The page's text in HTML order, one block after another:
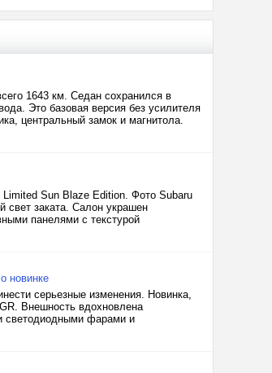
1643 км. Седан сохранился в
Это базовая версия без усилителя
центральный замок и магнитола.
Sun Blaze Edition. Фото Subaru
свет заката. Салон украшен
панелями с текстурой
новинке
серьезные изменения. Новинка,
Внешность вдохновлена
светодиодными фарами и